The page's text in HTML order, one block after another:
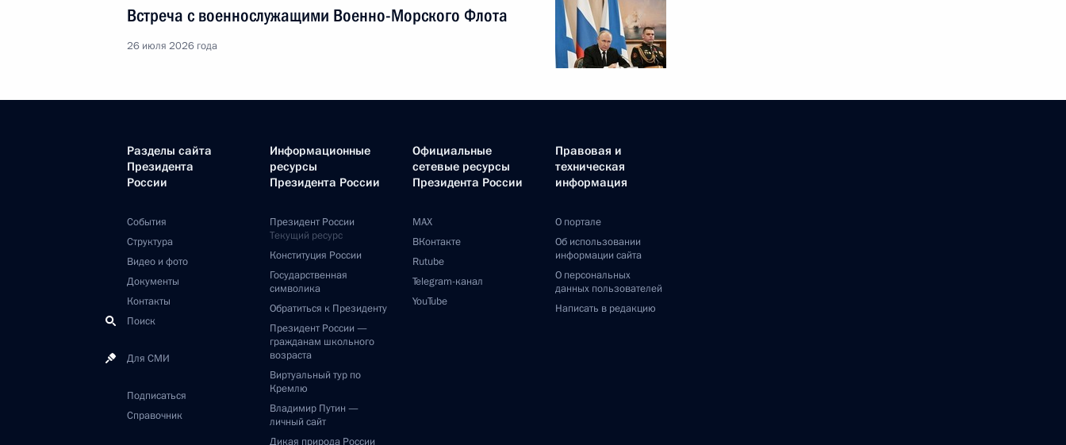
Встреча с военнослужащими Военно-Морского Флота
26 июля 2026 года
Разделы сайта
Президента
России
События
Структура
Видео и фото
Документы
Контакты
Поиск
Для СМИ
Подписаться
Справочник
Информационные
ресурсы
Президента России
Президент России
Текущий ресурс
Конституция России
Государственная
символика
Обратиться к Президенту
Президент России —
гражданам школьного
возраста
Виртуальный тур по
Кремлю
Владимир Путин —
личный сайт
Дикая природа России
Официальные
сетевые ресурсы
Президента России
MAX
ВКонтакте
Rutube
Telegram-канал
YouTube
Правовая и
техническая
информация
О портале
Об использовании
информации сайта
О персональных
данных пользователей
Написать в редакцию